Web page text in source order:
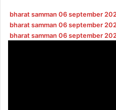
bharat samman 06 september
bharat samman 06 september
bharat samman 06 september